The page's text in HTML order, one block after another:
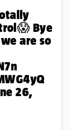
Bye
are so
26,